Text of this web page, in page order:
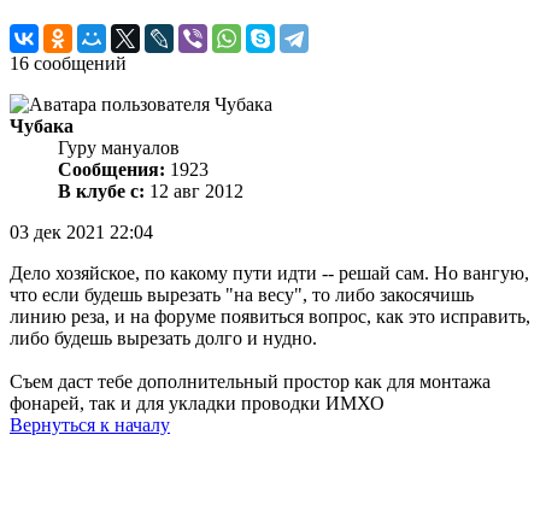
16 сообщений
Чубака
Гуру мануалов
Сообщения: 1923
В клубе с: 12 авг 2012
03 дек 2021 22:04
Дело хозяйское, по какому пути идти -- решай сам. Но вангую,
что если будешь вырезать "на весу", то либо закосячишь
линию реза, и на форуме появиться вопрос, как это исправить,
либо будешь вырезать долго и нудно.
Съем даст тебе дополнительный простор как для монтажа
фонарей, так и для укладки проводки ИМХО
Вернуться к началу